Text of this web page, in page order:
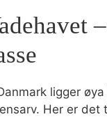
ligger øya
Her er